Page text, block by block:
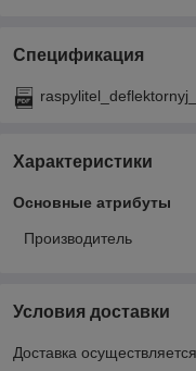
Спецификация
Характеристики
Основные атрибуты
Производитель
Условия доставки
Доставка